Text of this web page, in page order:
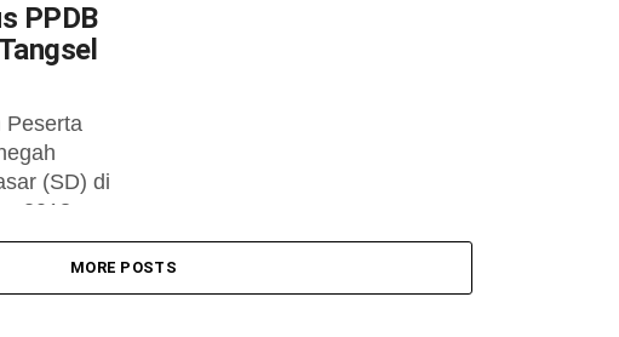
PPDB
Peserta
(SD) di
2018,
MORE POSTS